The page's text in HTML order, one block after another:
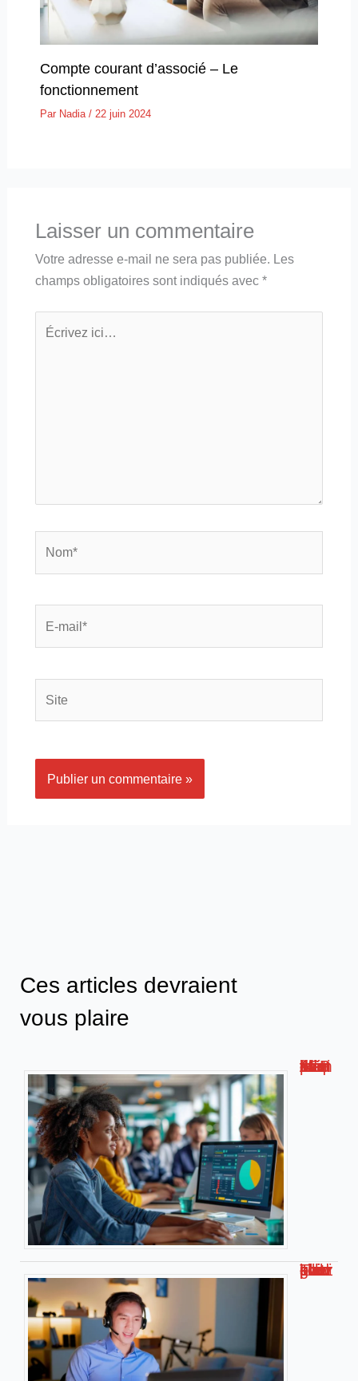
Compte courant d’associé – Le
fonctionnement
Par Nadia / 22 juin 2024
Laisser un commentaire
Votre adresse e-mail ne sera pas publiée. Les
champs obligatoires sont indiqués avec *
mail*
Ces articles devraient
vous plaire
Métis AFPA : la plateforme de formation numérique innovante !
Travailler chez soi pour kiabi : le guide complet !